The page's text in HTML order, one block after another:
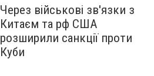
Через військові зв'язки з
Китаєм та рф США
розширили санкції проти
Куби